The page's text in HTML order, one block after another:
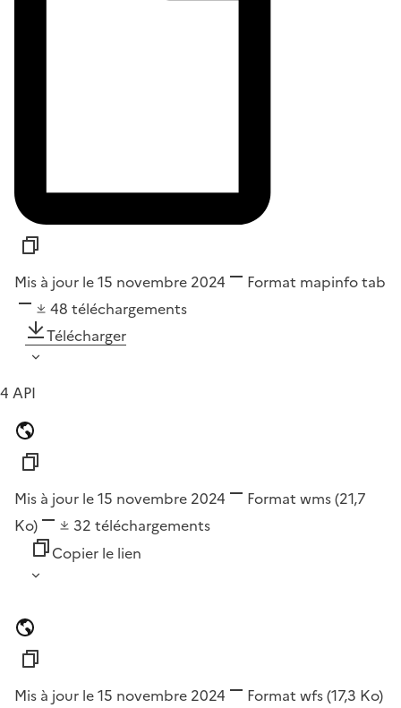
Mis à jour le 15 novembre 2024 Format mapinfo tab
48 téléchargements
Télécharger
4 API
Mis à jour le 15 novembre 2024 Format wms(21,7
Ko)
32 téléchargements
Copier le lien
Mis à jour le 15 novembre 2024 Format wfs(17,3 Ko)